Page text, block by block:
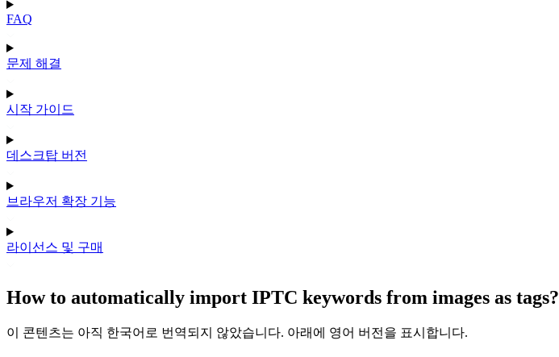
FAQ
문제 해결
시작 가이드
데스크탑 버전
브라우저 확장 기능
라이선스 및 구매
How to automatically import IPTC keywords from images as tags?
이 콘텐츠는 아직 한국어로 번역되지 않았습니다. 아래에 영어 버전을 표시합니다.